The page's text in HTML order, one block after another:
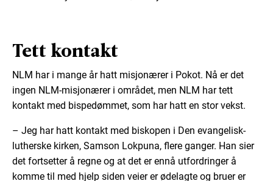
Tett kontakt
NLM har i mange år hatt misjonærer i Pokot. Nå er det
ingen NLM-misjonærer i området, men NLM har tett
kontakt med bispedømmet, som har hatt en stor vekst.
– Jeg har hatt kontakt med biskopen i Den evangelisk-
lutherske kirken, Samson Lokpuna, flere ganger. Han sier
det fortsetter å regne og at det er ennå utfordringer å
komme til med hjelp siden veier er ødelagte og bruer er